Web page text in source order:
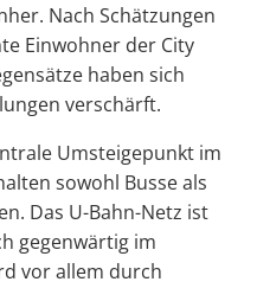
Nach Schätzungen
Einwohner der City
haben sich
verschärft.
Umsteigepunkt im
sowohl Busse als
Das U-Bahn-Netz ist
gegenwärtig im
vor allem durch